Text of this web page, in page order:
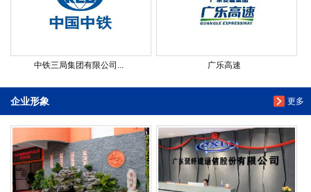
中铁三局集团有限公司... 广乐高速
更多
企业形象